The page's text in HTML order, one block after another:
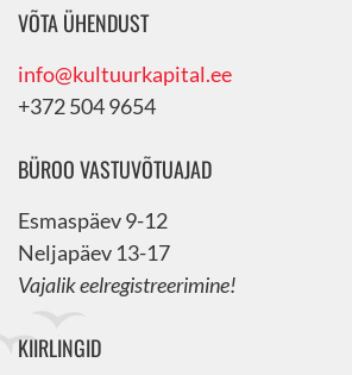
VÕTA ÜHENDUST
info@kultuurkapital.ee
+372 504 9654
BÜROO VASTUVÕTUAJAD
Esmaspäev 9-12
Neljapäev 13-17
Vajalik eelregistreerimine!
KIIRLINGID